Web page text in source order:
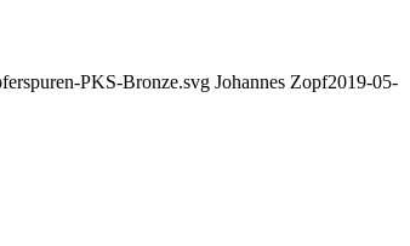
PKS-Bronze.svg Johannes Zopf2019-05-